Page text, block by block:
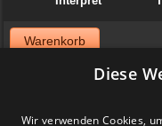
Warenkorb
Diese
Wir verwenden Cookies,